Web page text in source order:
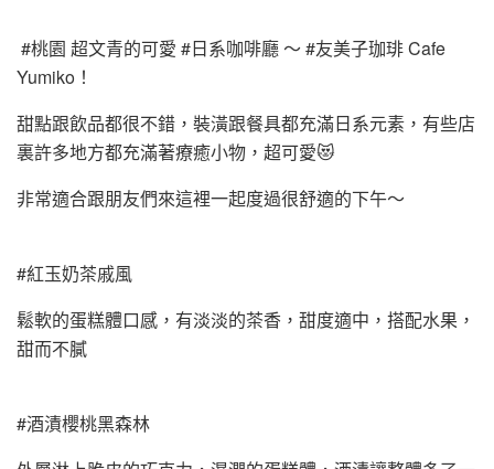
#桃園 超文青的可愛 #日系咖啡廳 ～ #友美子珈琲 Cafe
Yumiko！
甜點跟飲品都很不錯，裝潢跟餐具都充滿日系元素，有些店
裏許多地方都充滿著療癒小物，超可愛😻
非常適合跟朋友們來這裡一起度過很舒適的下午～
#紅玉奶茶戚風
鬆軟的蛋糕體口感，有淡淡的茶香，甜度適中，搭配水果，
甜而不膩
#酒漬櫻桃黑森林